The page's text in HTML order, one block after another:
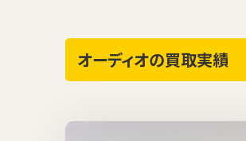
オーディオの買取実績